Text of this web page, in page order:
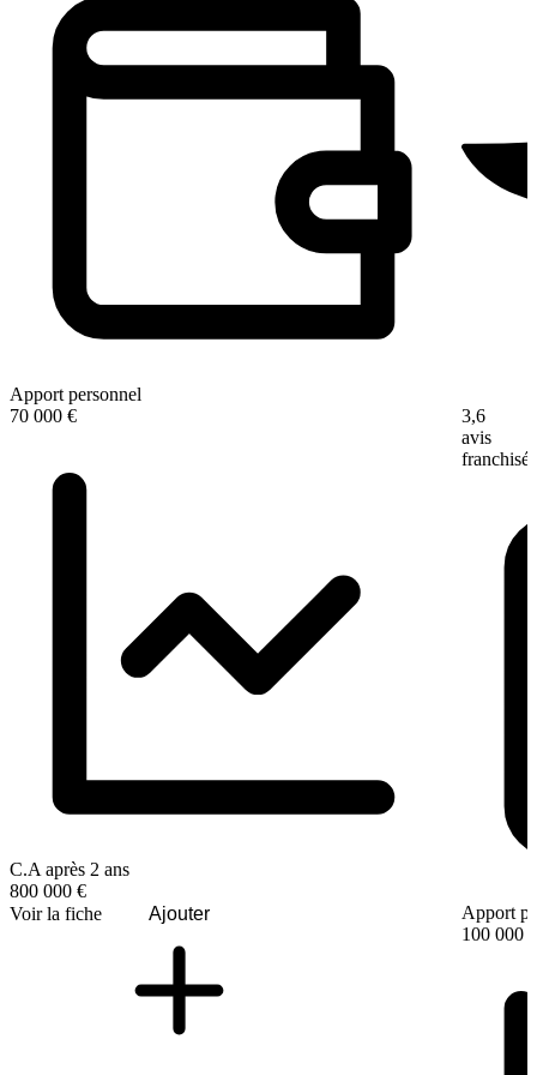
Apport personnel
70 000 €
C.A après 2 ans
800 000 €
Voir la fiche
Ajouter
3,6
avis
franchisé
Apport
100 000 €